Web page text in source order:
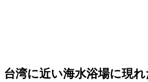
台湾に近い海水浴場に現